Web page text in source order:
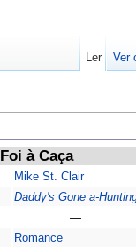
à Caça
Mike St. Clair
Daddy's Gone a-
—
Romance
Ler Ver